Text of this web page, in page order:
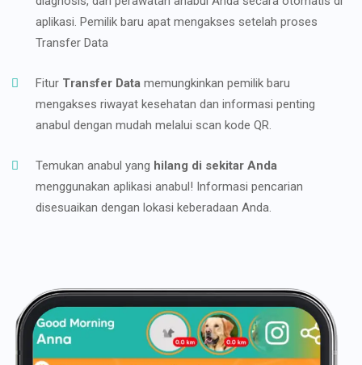
aplikasi. Pemilik baru apat mengakses setelah proses
Transfer Data
Fitur Transfer Data memungkinkan pemilik baru
mengakses riwayat kesehatan dan informasi penting
anabul dengan mudah melalui scan kode QR.
Temukan anabul yang hilang di sekitar Anda
menggunakan aplikasi anabul! Informasi pencarian
disesuaikan dengan lokasi keberadaan Anda.